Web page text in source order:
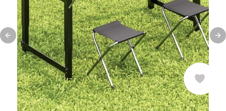
Previous slide